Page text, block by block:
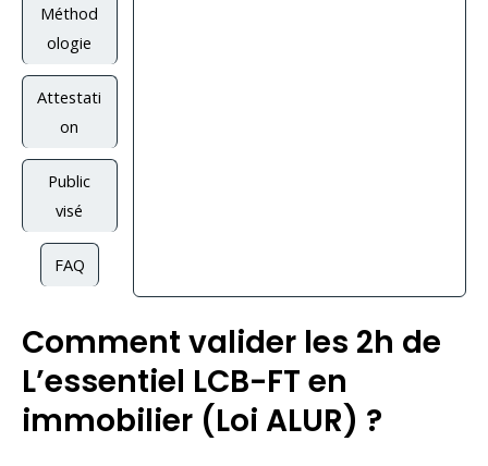
Méthod
ologie
Attestati
on
Public
visé
FAQ
Comment valider les 2h de
L’essentiel LCB-FT en
immobilier (Loi ALUR) ?